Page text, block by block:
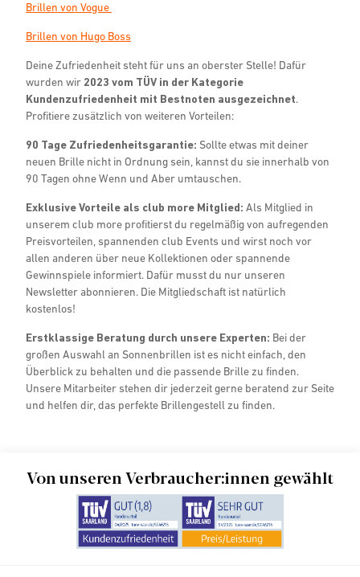
Brillen von Vogue
Brillen von Hugo Boss
Deine Zufriedenheit steht für uns an oberster Stelle! Dafür
wurden wir 2023 vom TÜV in der Kategorie
Kundenzufriedenheit mit Bestnoten ausgezeichnet.
Profitiere zusätzlich von weiteren Vorteilen:
90 Tage Zufriedenheitsgarantie: Sollte etwas mit deiner
neuen Brille nicht in Ordnung sein, kannst du sie innerhalb von
90 Tagen ohne Wenn und Aber umtauschen.
Exklusive Vorteile als club more Mitglied: Als Mitglied in
unserem club more profitierst du regelmäßig von aufregenden
Preisvorteilen, spannenden club Events und wirst noch vor
allen anderen über neue Kollektionen oder spannende
Gewinnspiele informiert. Dafür musst du nur unseren
Newsletter abonnieren. Die Mitgliedschaft ist natürlich
kostenlos!
Erstklassige Beratung durch unsere Experten: Bei der
großen Auswahl an Sonnenbrillen ist es nicht einfach, den
Überblick zu behalten und die passende Brille zu finden.
Unsere Mitarbeiter stehen dir jederzeit gerne beratend zur Seite
und helfen dir, das perfekte Brillengestell zu finden.
Von unseren Verbraucher:innen gewählt